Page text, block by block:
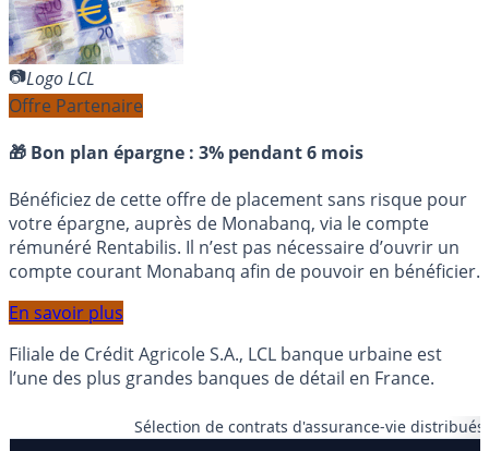
Logo LCL
Offre Partenaire
🎁 Bon plan épargne : 3% pendant 6 mois
Bénéficiez de cette offre de placement sans risque pour
votre épargne, auprès de Monabanq, via le compte
rémunéré Rentabilis. Il n’est pas nécessaire d’ouvrir un
compte courant Monabanq afin de pouvoir en bénéficier.
En savoir plus
Filiale de Crédit Agricole S.A., LCL banque urbaine est
l’une des plus grandes banques de détail en France.
Sélection de contrats d'assurance-vie